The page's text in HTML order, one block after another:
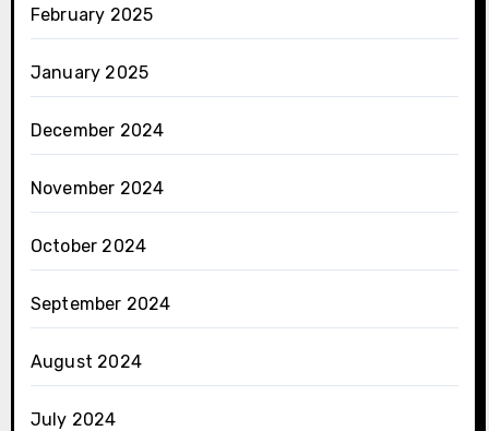
February 2025
January 2025
December 2024
November 2024
October 2024
September 2024
August 2024
July 2024